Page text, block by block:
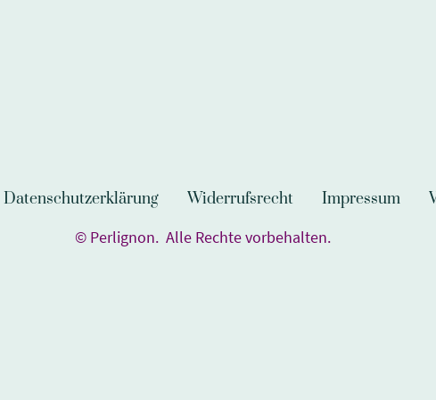
Datenschutzerklärung Widerrufsrecht Impressum
© Perlignon. Alle Rechte vorbehalten.